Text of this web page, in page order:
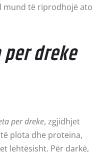
mund të riprodhojë ato
dreke
per dreke, zgjidhjet
plota dhe proteina,
lehtësisht. Për darkë,